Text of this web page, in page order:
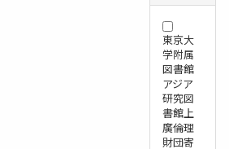
東京大
学附属
図書館
アジア
研究図
書館上
廣倫理
財団寄